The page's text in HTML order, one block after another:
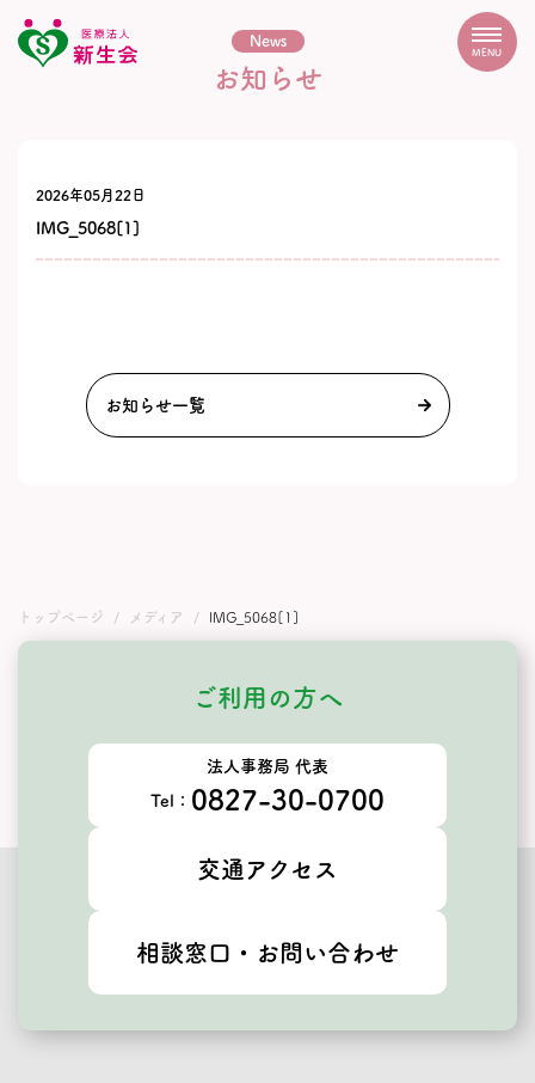
MENU
News
お知らせ
2026年05月22日
IMG_5068[1]
お知らせ一覧
トップページ メディア IMG_5068[1]
ご利用の方へ
法人事務局 代表
Tel： 0827-30-0700
交通アクセス
相談窓口・お問い合わせ